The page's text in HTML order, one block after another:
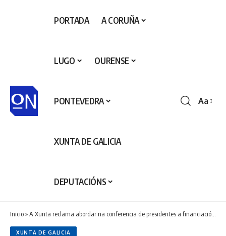
PORTADA A CORUÑA
LUGO OURENSE
PONTEVEDRA
XUNTA DE GALICIA
DEPUTACIÓNS
Aa
Inicio»A Xunta reclama abordar na conferencia de presidentes a financiación autonómica, o déficit das infraestruturas críticas, a seguridade no modelo enerxético e, entre outros, o control das fornteiras
XUNTA DE GALICIA